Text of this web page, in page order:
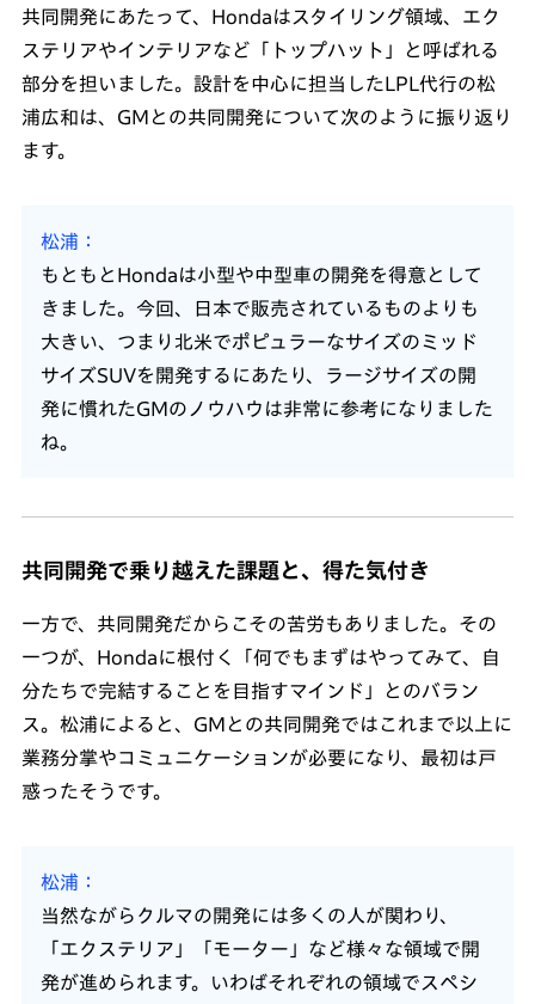
共同開発にあたって、Hondaはスタイリング領域、エク
ステリアやインテリアなど「トップハット」と呼ばれる
部分を担いました。設計を中心に担当したLPL代行の松
浦広和は、GMとの共同開発について次のように振り返り
ます。
松浦
もともとHondaは小型や中型車の開発を得意として
きました。今回、日本で販売されているものよりも
大きい、つまり北米でポピュラーなサイズのミッド
サイズSUVを開発するにあたり、ラージサイズの開
発に慣れたGMのノウハウは非常に参考になりました
ね。
共同開発で乗り越えた課題と、得た気付き
一方で、共同開発だからこその苦労もありました。その
一つが、Hondaに根付く「何でもまずはやってみて、自
分たちで完結することを目指すマインド」とのバラン
ス。松浦によると、GMとの共同開発ではこれまで以上に
業務分掌やコミュニケーションが必要になり、最初は戸
惑ったそうです。
松浦
当然ながらクルマの開発には多くの人が関わり、
「エクステリア」「モーター」など様々な領域で開
発が進められます。いわばそれぞれの領域でスペシ